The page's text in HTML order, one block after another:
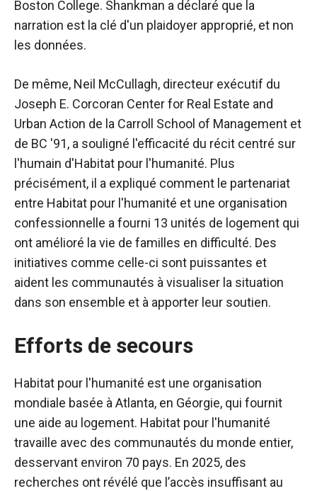
Boston College. Shankman a déclaré que la
narration est la clé d'un plaidoyer approprié, et non
les données.
De même, Neil McCullagh, directeur exécutif du
Joseph E. Corcoran Center for Real Estate and
Urban Action de la Carroll School of Management et
de BC '91, a souligné l'efficacité du récit centré sur
l'humain d'Habitat pour l'humanité. Plus
précisément, il a expliqué comment le partenariat
entre Habitat pour l'humanité et une organisation
confessionnelle a fourni 13 unités de logement qui
ont amélioré la vie de familles en difficulté. Des
initiatives comme celle-ci sont puissantes et
aident les communautés à visualiser la situation
dans son ensemble et à apporter leur soutien.
Efforts de secours
Habitat pour l'humanité est une organisation
mondiale basée à Atlanta, en Géorgie, qui fournit
une aide au logement. Habitat pour l'humanité
travaille avec des communautés du monde entier,
desservant environ 70 pays. En 2025, des
recherches ont révélé que l’accès insuffisant au